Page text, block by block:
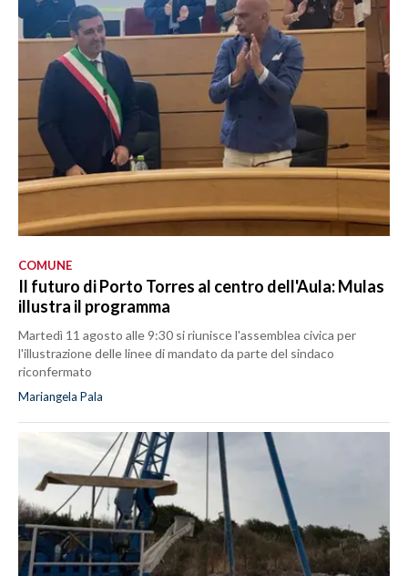
COMUNE
Il futuro di Porto Torres al centro dell'Aula: Mulas
illustra il programma
Martedì 11 agosto alle 9:30 si riunisce l'assemblea civica per
l'illustrazione delle linee di mandato da parte del sindaco
riconfermato
Mariangela Pala